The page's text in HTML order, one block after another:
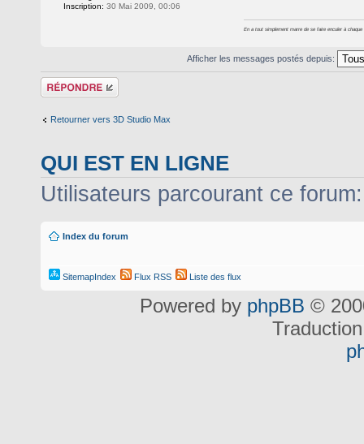
Inscription: 30 Mai 2009, 00:06
En a tout simplement marre de se faire enculer à
Afficher les messages postés depuis:
Répondre
Retourner vers 3D Studio Max
QUI EST EN LIGNE
Utilisateurs parcourant ce
Index du forum
SitemapIndex Flux RSS Liste des flux
Powered by phpBB ©